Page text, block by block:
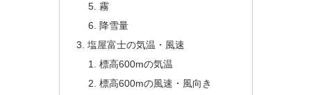
霧
降雪量
塩屋富士の気温・風速
標高600mの気温
標高600mの風速・風向き